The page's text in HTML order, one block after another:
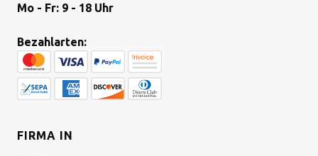
Mo - Fr: 9 - 18 Uhr
Bezahlarten:
FIRMA IN